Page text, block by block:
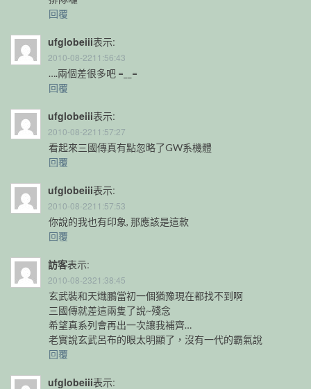
回覆
ufglobeiii表示:
2010-08-2211:56:43
….兩個差很多吧 =__=
回覆
ufglobeiii表示:
2010-08-2211:57:27
看起來三國傳真有點忽略了GW系機體
回覆
ufglobeiii表示:
2010-08-2211:57:53
你說的我也有印象, 那應該是這款
回覆
訪客表示:
2010-08-2321:38:45
玄武裝和天熾鵬當初一個猶豫現在都找不到啊
三國傳就差這兩隻了說~殘念
希望真系列會再出一次讓我補齊…
老實說玄武呂布的眼太明顯了，沒有一代的霸氣說
回覆
ufglobeiii表示: